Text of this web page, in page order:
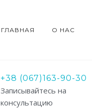
ГЛАВНАЯ О НАС
+38 (067)163-90-30
Записывайтесь на
консультацию